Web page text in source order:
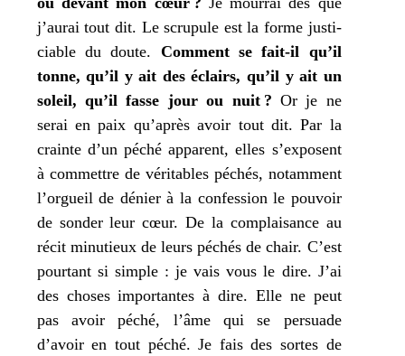
j’aurai tout dit. Le scru­pule est la forme jus­ti­
ciable du doute. Comment se fait-il qu’il
tonne, qu’il y ait des éclairs, qu’il y ait un
soleil, qu’il fasse jour ou nuit ? Orje ne
serai en paix qu’après avoir tout dit. Par la
crainte d’un péché appa­rent, elles s’exposent
à com­mettre de véri­tables péchés, notam­ment
l’orgueil de dénier à la confes­sion le pou­voir
de son­der leur cœur. De la com­plai­sance au
récit minu­tieux de leurs péchés de chair. C’est
pour­tant si simple :je vais vous le dire. J’ai
des choses impor­tantes à dire. Elle ne peut
pas avoir péché, l’âme qui se per­suade
d’avoir en tout péché.Je fais des sortes de